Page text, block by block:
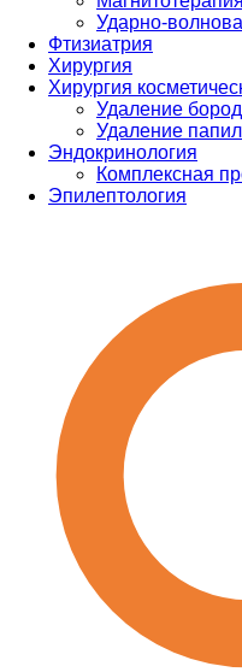
Ударно-
Фтизиатрия
Хирургия
Хирургия
Удаление
Удаление
Эндокринология
Комплексная
Эпилептология